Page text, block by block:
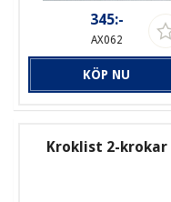
345:-
AX062
KÖP NU
Kroklist 2-krokar